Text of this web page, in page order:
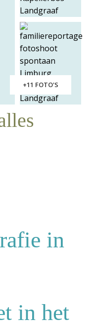
+11 FOTO'S
in
in het